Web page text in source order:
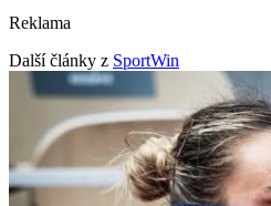
Reklama
Další články z SportWin